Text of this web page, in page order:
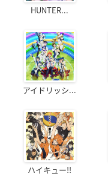
HUNTER...
アイドリッシ...
ハイキュー!!